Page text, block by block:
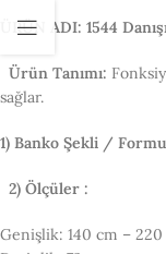
ÜRÜN ADI: 1544
Ürün Tanımı:
sağlar.
1) Banko Şekli /
2) Ölçüler :
Genişlik: 140 cm – 220